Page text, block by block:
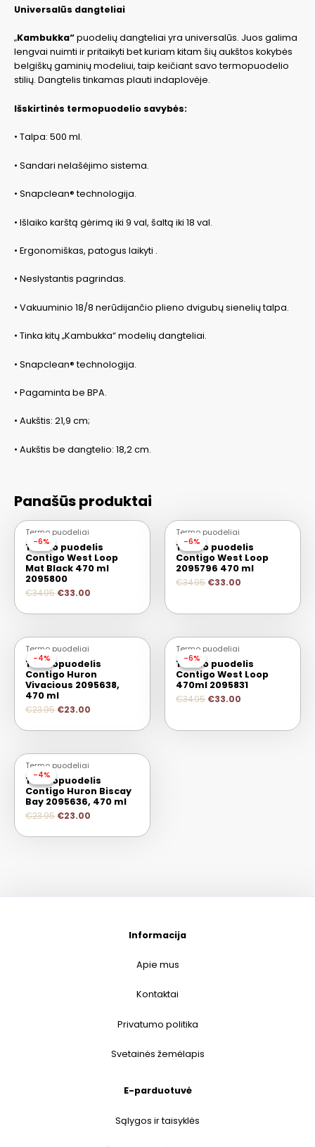
Universalūs dangteliai
„Kambukka“puodelių dangteliai yra universalūs. Juos galima
lengvai nuimti ir pritaikyti bet kuriam kitam šių aukštos kokybės
belgiškų gaminių modeliui, taip keičiant savo termopuodelio
stilių. Dangtelis tinkamas plauti indaplovėje.
Išskirtinės termopuodelio savybės:
• Talpa: 500 ml.
• Sandari nelašėjimo sistema.
• Snapclean® technologija.
• Išlaiko karštą gėrimą iki 9 val, šaltą iki 18 val.
• Ergonomiškas, patogus laikyti .
• Neslystantis pagrindas.
• Vakuuminio 18/8 nerūdijančio plieno dvigubų sienelių talpa.
• Tinka kitų „Kambukka“ modelių dangteliai.
• Snapclean® technologija.
• Pagaminta be BPA.
• Aukštis: 21,9 cm;
• Aukštis be dangtelio: 18,2 cm.
Panašūs produktai
-6%
-6%
Termo puodeliai
Termo puodelis
Contigo West Loop
Mat Black 470 ml
2095800
€34.95 €33.00
-6%
-6%
Termo puodeliai
Termo puodelis
Contigo West Loop
2095796 470 ml
€34.95 €33.00
-4%
-4%
Termo puodeliai
Termopuodelis
Contigo Huron
Vivacious 2095638,
470 ml
€23.95 €23.00
-6%
-6%
Termo puodeliai
Termo puodelis
Contigo West Loop
470ml 2095831
€34.95 €33.00
-4%
-4%
Termo puodeliai
Termopuodelis
Contigo Huron Biscay
Bay 2095636, 470 ml
€23.95 €23.00
Informacija
Apie mus
Kontaktai
Privatumo politika
Svetainės žemėlapis
E-parduotuvė
Sąlygos ir taisyklės